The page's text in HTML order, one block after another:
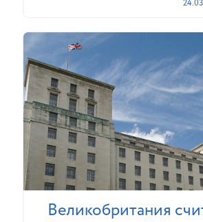
Великобритания